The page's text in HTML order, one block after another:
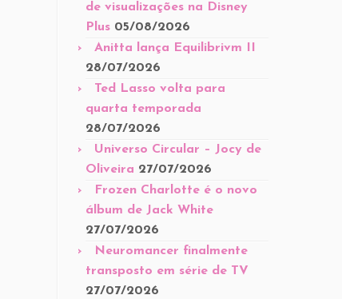
de visualizações na Disney
Plus 05/08/2026
Anitta lança Equilibrivm II
28/07/2026
Ted Lasso volta para
quarta temporada
28/07/2026
Universo Circular – Jocy de
Oliveira 27/07/2026
Frozen Charlotte é o novo
álbum de Jack White
27/07/2026
Neuromancer finalmente
transposto em série de TV
27/07/2026